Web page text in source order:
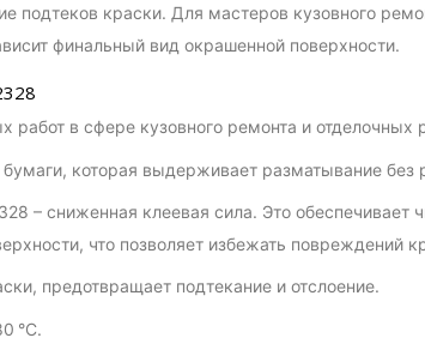
подтеков краски. Для мастеров кузовного
финальный вид окрашенной поверхности.
работ в сфере кузовного ремонта и отделочных
бумаги, которая выдерживает разматывание без
– сниженная клеевая сила. Это обеспечивает
что позволяет избежать повреждений
предотвращает подтекание и отслоение.
°C.